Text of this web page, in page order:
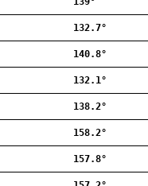
132.7°
140.8°
132.1°
138.2°
158.2°
157.8°